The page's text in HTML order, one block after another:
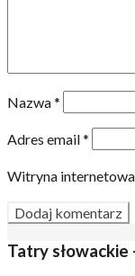
Nazwa*
Adres email*
Witryna internetowa
Tatry